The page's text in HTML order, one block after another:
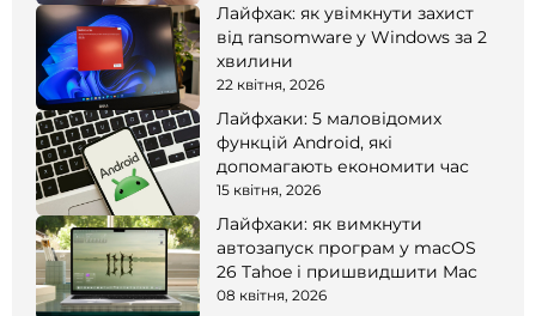
Лайфхак: як увімкнути захист
від ransomware у Windows за 2
хвилини
22 квітня, 2026
Лайфхаки: 5 маловідомих
функцій Android, які
допомагають економити час
15 квітня, 2026
Лайфхаки: як вимкнути
автозапуск програм у macOS
26 Tahoe і пришвидшити Mac
08 квітня, 2026